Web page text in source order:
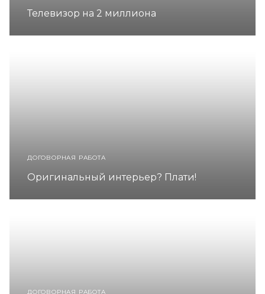
Телевизор на 2 миллиона
ДОГОВОРНАЯ РАБОТА
Оригинальный интерьер? Плати!
ДОГОВОРНАЯ РАБОТА